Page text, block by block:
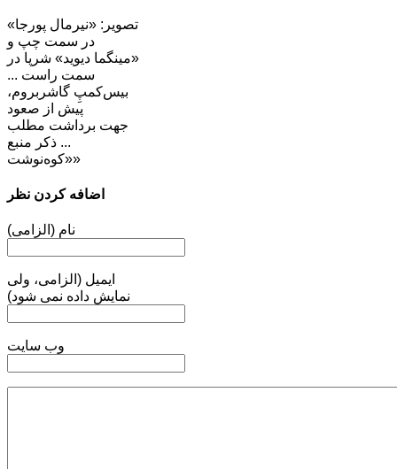
تصویر: «نیرمال پورجا»
در سمت چپ و
«مینگما دیوید» شرپا در
سمت راست ...
بیس‌کمپِ گاشربروم،
پیش از صعود
جهت برداشت مطلب
... ذکر منبع
«کوه‌نوشت»
اضافه کردن نظر
نام (الزامی)
ایمیل (الزامی، ولی
نمایش داده نمی شود)
وب سایت